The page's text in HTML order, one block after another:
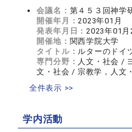
会議名： 第４５３回神学
開催年月：2023年01月
発表年月日：2023年01月
開催地： 関西学院大学
タイトル： ルターのドイ
専門分野： 人文・社会 /
文・社会 / 宗教学，人文
全件表示 >>
学内活動